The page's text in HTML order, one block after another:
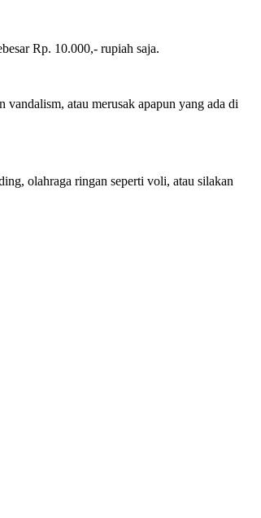
Rp. 10.000,- rupiah saja.
atau merusak apapun yang ada di
olahraga ringan seperti voli, atau silakan